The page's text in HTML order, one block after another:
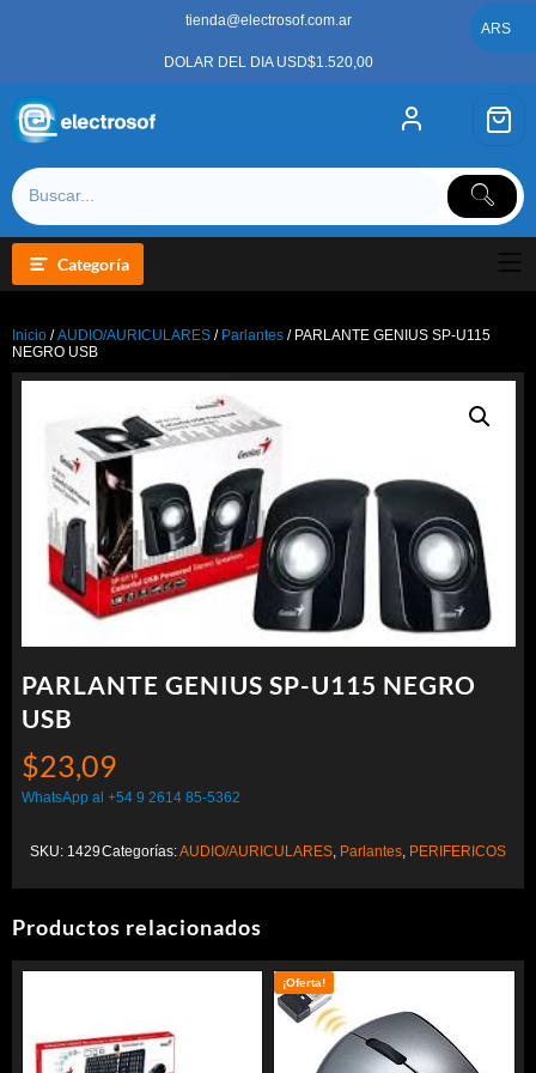
tienda@electrosof.com.ar
DOLAR DEL DIA USD$1.520,00
Categoría
Inicio /AUDIO/AURICULARES / Parlantes / PARLANTE GENIUS SP-U115
NEGRO USB
PARLANTE GENIUS SP-U115 NEGRO
USB
$23,09
WhatsApp al +54 9 2614 85-5362
SKU: 1429Categorías:AUDIO/AURICULARES, Parlantes, PERIFERICOS
Productos relacionados
¡Oferta!
ARS